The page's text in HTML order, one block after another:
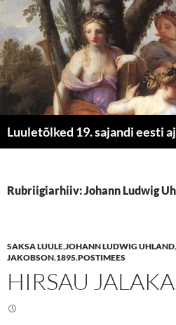
Luuletõlked 19. sajandi eesti
Rubriigiarhiiv: Johann Ludwig
SAKSA LUULE,JOHANN LUDWIG UHLAND,
JAKOBSON,1895,POSTIMEES
HIRSAU